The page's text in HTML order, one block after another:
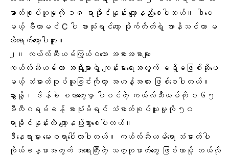
ဓာတ်စုပ်ယူမှုကို ၁၈ ရာခိုင်နှုန်း လျော့နည်းစေပါတယ်။ ဒါပေ
မယ့် ဗီတာမင် C ပါ စားသုံးရင်တော့ ဖိုက်တိတ်ရဲ့ အာနိသင်ဟာ မ
ထိရောက်တော့ပါဘူး။
၂။
ကယ်လ်ဆီယမ် ကြွယ်ဝသော အစားအစာများ
ကယ်လ်ဆီယမ်ဟာ အရိုးများရဲ့ ကျန်းမာရေးအတွက် မရှိမဖြစ်ဆိုပေ
မယ့် သံဓာတ်စုပ်ယူခြင်းကိုတာ့ အဟန့်အတား ဖြစ်စေပါတယ်။
နွားနို့၊ ဒိန်ခဲ စတာတွေမှာ ပါဝင်တဲ့ ကယ်လ်ဆီယမ်ကို ၁၆၅
မီလီဂရမ်ခန့် စားသုံးမိရင် သံဓာတ်စုပ်ယူမှုကို ၅၀
ရာခိုင်နှုန်းထိ လျော့နည်းသွားစေပါတယ်။
ဒီနေရာမှာ မေးစရာပေါ်လာပါတယ်။ ကယ်လ်ဆီယမ်ရော သံဓာတ်ပါ
ကိုယ်ခန္ဓာအတွက် အရေးကြီးတဲ့ သတ္တုဓာတ်တွေ ဖြစ်တာမို့ ဘယ်လို